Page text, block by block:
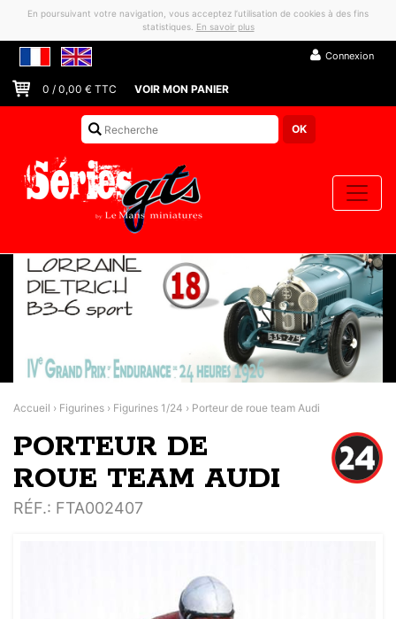
En poursuivant votre navigation, vous acceptez l’utilisation de cookies à des fins
statistiques. En savoir plus
Connexion
0 / 0,00 € TTC VOIR MON PANIER
Accueil › Figurines › Figurines 1/24 › Porteur de roue team Audi
PORTEUR DE
ROUE TEAM AUDI
RÉF.: FTA002407